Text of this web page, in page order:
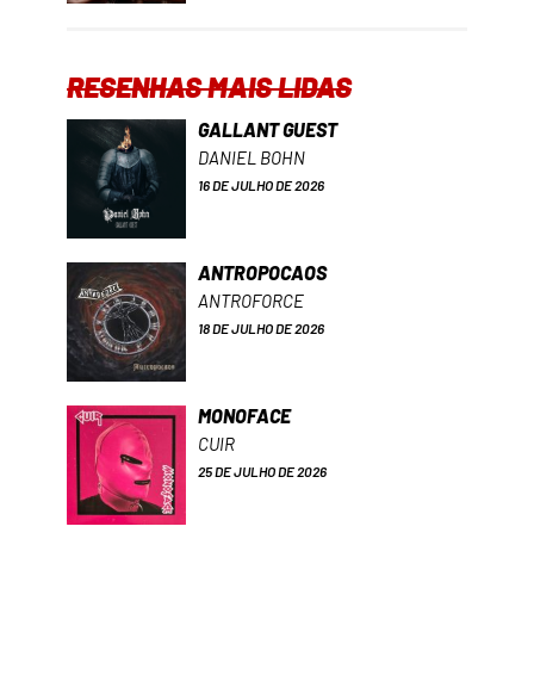
RESENHAS MAIS LIDAS
GALLANT GUEST
DANIEL BOHN
16 DE JULHO DE 2026
ANTROPOCAOS
ANTROFORCE
18 DE JULHO DE 2026
MONOFACE
CUIR
25 DE JULHO DE 2026